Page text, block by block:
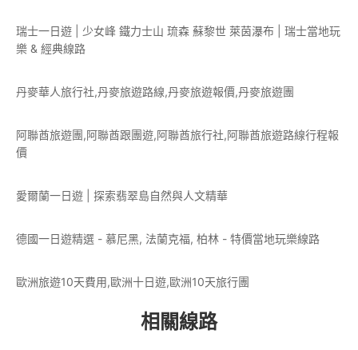
瑞士一日遊 | 少女峰 鐵力士山 琉森 蘇黎世 萊茵瀑布 | 瑞士當地玩
樂 & 經典線路
丹麥華人旅行社,丹麥旅遊路線,丹麥旅遊報價,丹麥旅遊團
阿聯酋旅遊團,阿聯酋跟團遊,阿聯酋旅行社,阿聯酋旅遊路線行程報
價
愛爾蘭一日遊 | 探索翡翠島自然與人文精華
德國一日遊精選 - 慕尼黑, 法蘭克福, 柏林 - 特價當地玩樂線路
歐洲旅遊10天費用,歐洲十日遊,歐洲10天旅行團
相關線路